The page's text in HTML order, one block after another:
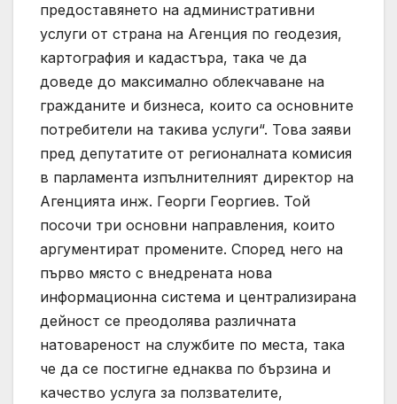
предоставянето на административни
услуги от страна на Агенция по геодезия,
картография и кадастъра, така че да
доведе до максимално облекчаване на
гражданите и бизнеса, които са основните
потребители на такива услуги“. Това заяви
пред депутатите от регионалната комисия
в парламента изпълнителният директор на
Агенцията инж. Георги Георгиев. Той
посочи три основни направления, които
аргументират промените. Според него на
първо място с внедрената нова
информационна система и централизирана
дейност се преодолява различната
натовареност на службите по места, така
че да се постигне еднаква по бързина и
качество услуга за ползвателите,